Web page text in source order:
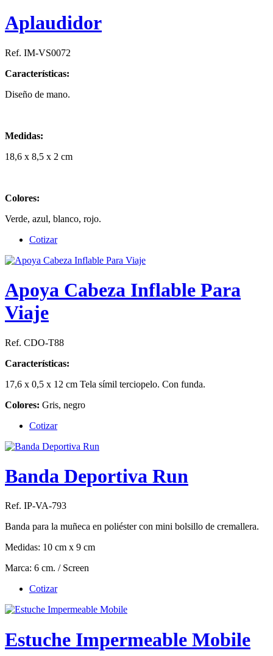
Aplaudidor
Ref. IM-VS0072
Características:
Diseño de mano.
Medidas:
18,6 x 8,5 x 2 cm
Colores:
Verde, azul, blanco, rojo.
Cotizar
Apoya Cabeza Inflable Para
Viaje
Ref. CDO-T88
Características:
17,6 x 0,5 x 12 cm Tela símil terciopelo. Con funda.
Colores: Gris, negro
Cotizar
Banda Deportiva Run
Ref. IP-VA-793
Banda para la muñeca en poliéster con mini bolsillo de cremallera.
Medidas: 10 cm x 9 cm
Marca: 6 cm. / Screen
Cotizar
Estuche Impermeable Mobile